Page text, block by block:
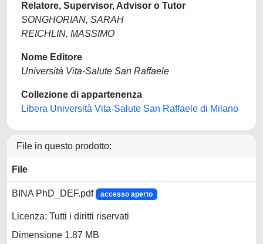
Relatore, Supervisor, Advisor o Tutor
SONGHORIAN, SARAH
REICHLIN, MASSIMO
Nome Editore
Università Vita-Salute San Raffaele
Collezione di appartenenza
Libera Università Vita-Salute San Raffaele di Milano
File in questo prodotto:
File
BINA PhD_DEF.pdf accesso aperto
Licenza: Tutti i diritti riservati
Dimensione 1.87 MB